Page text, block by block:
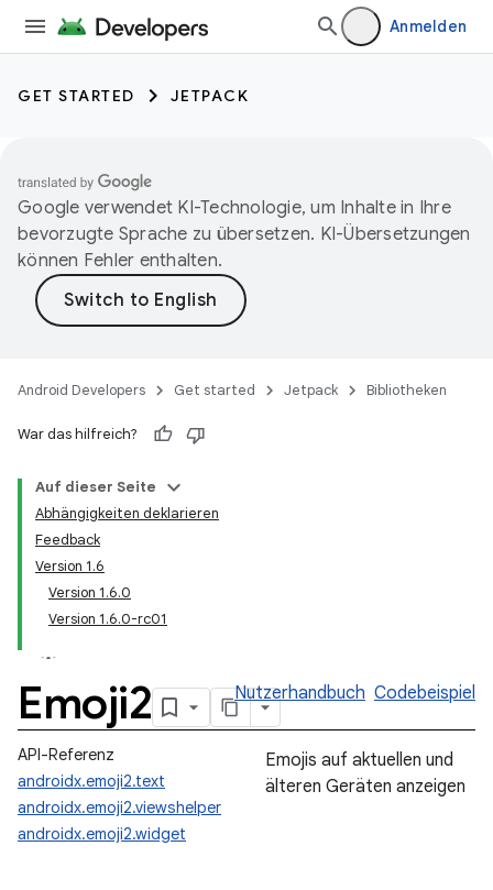
Anmelden
GET STARTED JETPACK
Google verwendet KI-Technologie, um Inhalte in Ihre
bevorzugte Sprache zu übersetzen. KI-Übersetzungen
können Fehler enthalten.
Android Developers Get started Jetpack Bibliotheken
War das hilfreich?
Auf dieser Seite
Abhängigkeiten deklarieren
Feedback
Version 1.6
Version 1.6.0
Version 1.6.0-rc01
Emoji2 Nutzerhandbuch Codebeispiel
API-Referenz
androidx.emoji2.text
androidx.emoji2.viewshelper
androidx.emoji2.widget
Emojis auf aktuellen und
älteren Geräten anzeigen